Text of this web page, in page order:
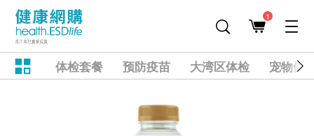
1
体检套餐 预防疫苗 大湾区体检 宠物健